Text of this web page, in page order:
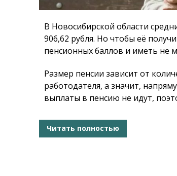
В Новосибирской области
906,62 рубля. Но чтобы её
пенсионных баллов и иметь не
Размер пенсии зависит от
работодателя, а значит,
выплаты в пенсию не идут,
Читать полностью